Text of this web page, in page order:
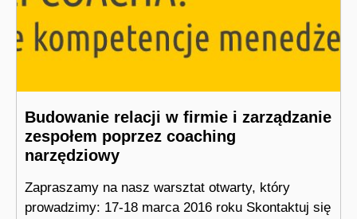
Budowanie relacji w firmie i zarządzanie
zespołem poprzez coaching
narzędziowy
Zapraszamy na nasz warsztat otwarty, który
prowadzimy: 17-18 marca 2016 roku Skontaktuj się